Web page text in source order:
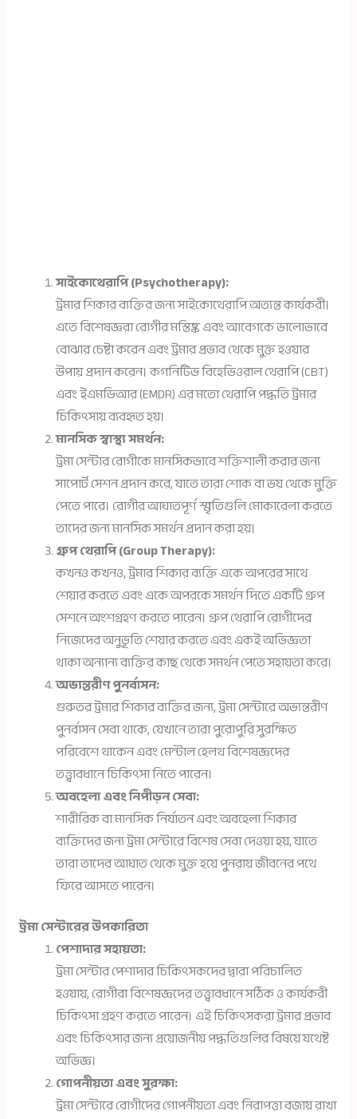
সাইকোথেরাপি (Psychotherapy):
ট্রমার শিকার ব্যক্তির জন্য সাইকোথেরাপি অত্যন্ত কার্যকরী।
এতে বিশেষজ্ঞরা রোগীর মস্তিষ্ক এবং আবেগকে ভালোভাবে
বোঝার চেষ্টা করেন এবং ট্রমার প্রভাব থেকে মুক্ত হওয়ার
উপায় প্রদান করেন। কগনিটিভ বিহেভিওরাল থেরাপি (CBT)
এবং ইএমডিআর (EMDR) এর মতো থেরাপি পদ্ধতি ট্রমার
চিকিৎসায় ব্যবহৃত হয়।
মানসিক স্বাস্থ্য সমর্থন:
ট্রমা সেন্টার রোগীকে মানসিকভাবে শক্তিশালী করার জন্য
সাপোর্ট সেশন প্রদান করে, যাতে তারা শোক বা ভয় থেকে মুক্তি
পেতে পারে। রোগীর আঘাতপূর্ণ স্মৃতিগুলি মোকাবেলা করতে
তাদের জন্য মানসিক সমর্থন প্রদান করা হয়।
গ্রুপ থেরাপি (Group Therapy):
কখনও কখনও, ট্রমার শিকার ব্যক্তি একে অপরের সাথে
শেয়ার করতে এবং একে অপরকে সমর্থন দিতে একটি গ্রুপ
সেশনে অংশগ্রহণ করতে পারেন। গ্রুপ থেরাপি রোগীদের
নিজেদের অনুভূতি শেয়ার করতে এবং একই অভিজ্ঞতা
থাকা অন্যান্য ব্যক্তির কাছ থেকে সমর্থন পেতে সহায়তা করে।
অভ্যন্তরীণ পুনর্বাসন:
গুরুতর ট্রমার শিকার ব্যক্তির জন্য, ট্রমা সেন্টারে অভ্যন্তরীণ
পুনর্বাসন সেবা থাকে, যেখানে তারা পুরোপুরি সুরক্ষিত
পরিবেশে থাকেন এবং মেন্টাল হেলথ বিশেষজ্ঞদের
তত্ত্বাবধানে চিকিৎসা নিতে পারেন।
অবহেলা এবং নিপীড়ন সেবা:
শারীরিক বা মানসিক নির্যাতন এবং অবহেলা শিকার
ব্যক্তিদের জন্য ট্রমা সেন্টারে বিশেষ সেবা দেওয়া হয়, যাতে
তারা তাদের আঘাত থেকে মুক্ত হয়ে পুনরায় জীবনের পথে
ফিরে আসতে পারেন।
ট্রমা সেন্টারের উপকারিতা
পেশাদার সহায়তা:
ট্রমা সেন্টার পেশাদার চিকিৎসকদের দ্বারা পরিচালিত
হওয়ায়, রোগীরা বিশেষজ্ঞদের তত্ত্বাবধানে সঠিক ও কার্যকরী
চিকিৎসা গ্রহণ করতে পারেন। এই চিকিৎসকরা ট্রমার প্রভাব
এবং চিকিৎসার জন্য প্রয়োজনীয় পদ্ধতিগুলির বিষয়ে যথেষ্ট
অভিজ্ঞ।
গোপনীয়তা এবং সুরক্ষা:
ট্রমা সেন্টারে রোগীদের গোপনীয়তা এবং নিরাপত্তা বজায় রাখা